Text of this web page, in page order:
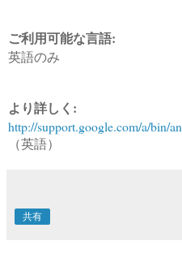
ご利用可能な言語:
英語のみ
より詳しく:
http://support.google.com/a/bin/
（英語）
共有